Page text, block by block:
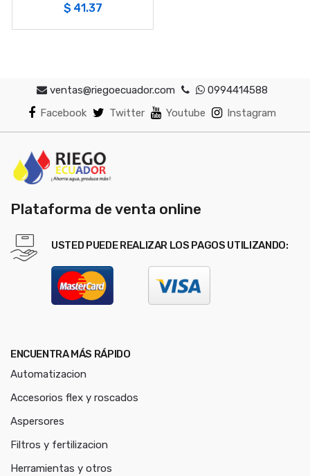
$ 41.37
ventas@riegoecuador.com
0994414588
Facebook
Twitter Youtube Instagram
Plataforma de venta online
USTED PUEDE REALIZAR LOS PAGOS UTILIZANDO:
ENCUENTRA MÁS RÁPIDO
Automatizacion
Accesorios flex y roscados
Aspersores
Filtros y fertilizacion
Herramientas y otros